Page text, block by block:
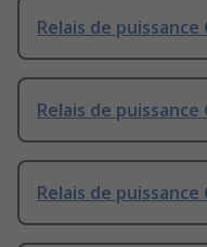
Relais de puissance
Relais de puissance
Relais de puissance